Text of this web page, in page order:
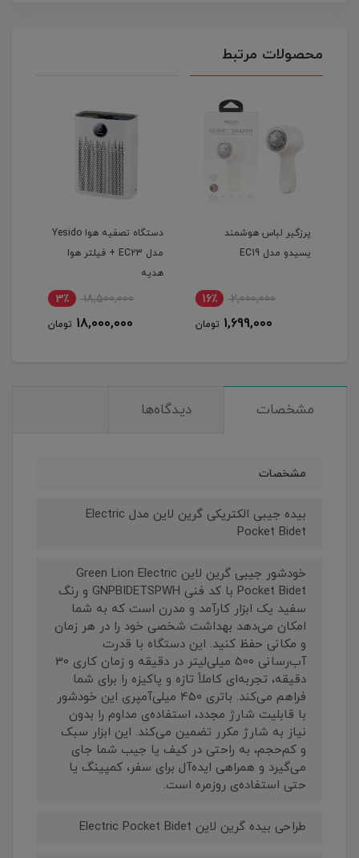
محصولات مرتبط
پرزگیر لباس هوشمند
یسیدو مدل EC19
2,000,000 16٪
1,699,000 تومان
دستگاه تصفیه هوا Yesido
مدل EC23 + فیلتر هوا
هدیه
18,500,000 3٪
18,000,000 تومان
مشخصات دیدگاه‌ها
مشخصات
بیده جیبی الکتریکی گرین لاین مدل Electric
Pocket Bidet
خودشور جیبی گرین لاین Green Lion Electric
Pocket Bidet با کد فنی GNPBIDETSPWH و رنگ
سفید یک ابزار کارآمد و مدرن است که به شما
امکان می‌دهد بهداشت شخصی خود را در هر زمان
و مکانی حفظ کنید. این دستگاه با قدرت
آب‌رسانی 500 میلی‌لیتر در دقیقه و زمان کاری 30
دقیقه، تجربه‌ای کاملاً تازه و پاکیزه را برای شما
فراهم می‌کند. باتری 450 میلی‌آمپری این خودشور
با قابلیت شارژ مجدد، استفاده‌ی مداوم را بدون
نیاز به شارژ مکرر تضمین می‌کند. این ابزار سبک
و کم‌حجم، به راحتی در کیف یا جیب شما جای
می‌گیرد و همراهی ایده‌آل برای سفر، کمپینگ یا
حتی استفاده‌ی روزمره است.
طراحی بیده گرین لاین Electric Pocket Bidet